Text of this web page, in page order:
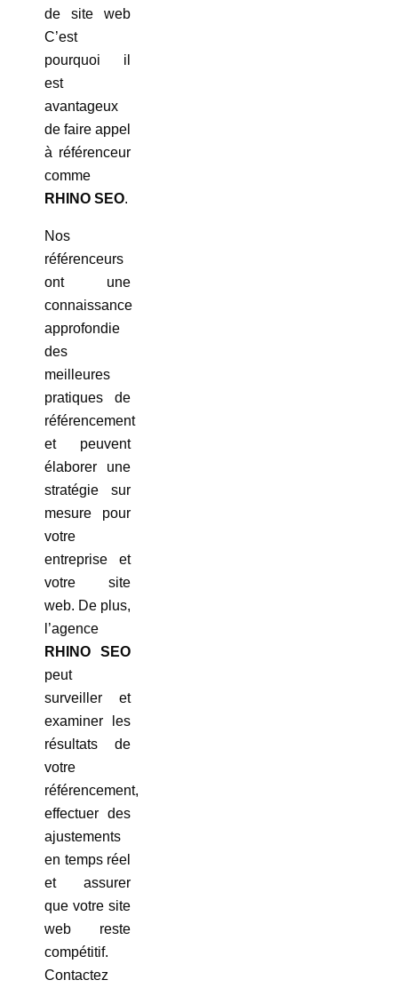
de site web
C’est
pourquoi il
est
avantageux
de faire appel
à référenceur
comme
RHINO SEO.
Nos
référenceurs
ont une
connaissance
approfondie
des
meilleures
pratiques de
référencement
et peuvent
élaborer une
stratégie sur
mesure pour
votre
entreprise et
votre site
web. De plus,
l’agence
RHINO SEO
peut
surveiller et
examiner les
résultats de
votre
référencement,
effectuer des
ajustements
en temps réel
et assurer
que votre site
web reste
compétitif.
Contactez